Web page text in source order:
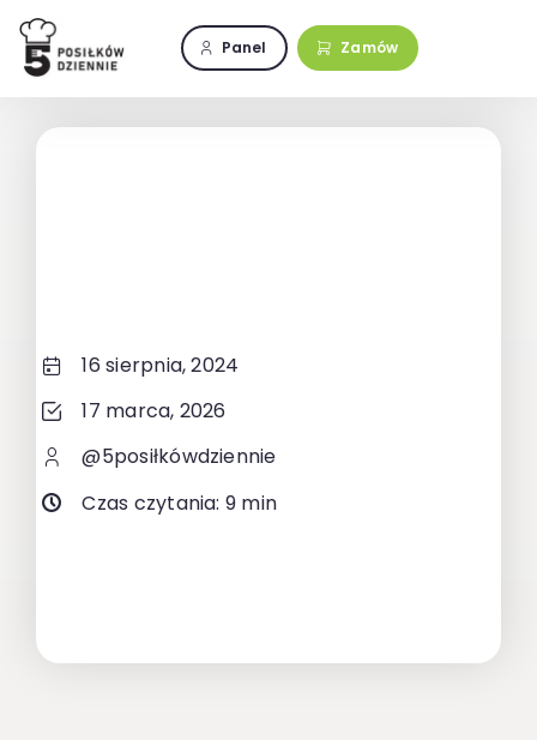
Przejdź
zawartości
Panel Zamów
16 sierpnia, 2024
17 marca, 2026
@5posiłkówdziennie
Czas czytania: 9 min